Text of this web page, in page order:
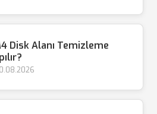
Disk Alanı Temizleme